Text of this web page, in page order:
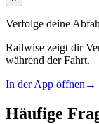
Verfolge deine
Railwise zeigt dir
während der Fahrt.
In der App öffnen →
Häufige